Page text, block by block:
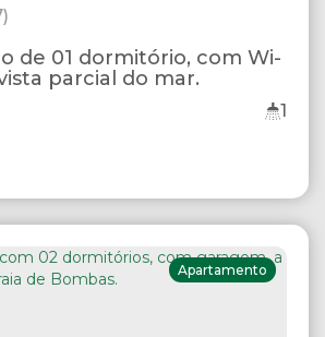
de 01 dormitório, com Wi-
parcial do mar.
1
Apartamento